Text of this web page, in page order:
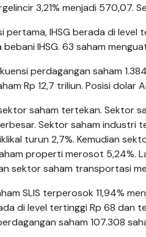
3,21% menjadi 570,07.
pertama, IHSG berada di
bebani IHSG. 63 saham
perdagangan saham
Rp 12,7 triliun. Posisi dolar
saham tertekan. Sektor
Sektor saham industri
turun 2,7%. Kemudian
properti merosot 5,24%.
sektor saham transportasi
SLIS terperosok 11,94%
di level tertinggi Rp 68 dan
saham 107.308